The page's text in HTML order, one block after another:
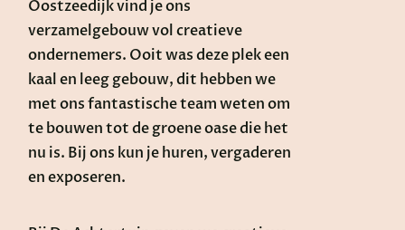
Oostzeedijk vind je ons
verzamelgebouw vol creatieve
ondernemers. Ooit was deze plek een
kaal en leeg gebouw, dit hebben we
met ons fantastische team weten om
te bouwen tot de groene oase die het
nu is. Bij ons kun je huren, vergaderen
en exposeren.